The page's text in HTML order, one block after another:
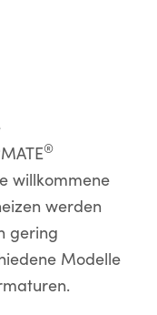
®
willkommene
werden
gering
Modelle